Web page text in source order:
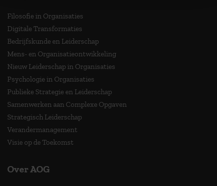
Filosofie in Organisaties
Digitale Transformaties
Bedrijfskunde en Leiderschap
Mens- en Organisatieontwikkeling
Nieuw Leiderschap in Organisaties
Psychologie in Organisaties
Publieke Strategie en Leiderschap
Samenwerken aan Complexe Opgaven
Strategisch Leiderschap
Verandermanagement
Visie op de Toekomst
Over AOG